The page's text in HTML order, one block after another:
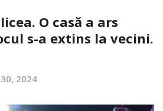
O casă a ars
s-a extins la vecini.
2024